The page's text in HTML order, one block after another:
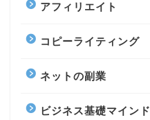
アフィリエイト
コピーライティング
ネットの副業
ビジネス基礎マインド